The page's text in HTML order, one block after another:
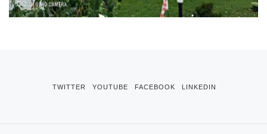
TWITTER YOUTUBE FACEBOOK LINKEDIN